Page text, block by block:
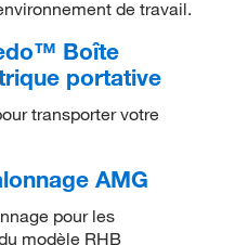
de travail.
Boîte
portative
transporter votre
AMG
pour les
modèle RHB